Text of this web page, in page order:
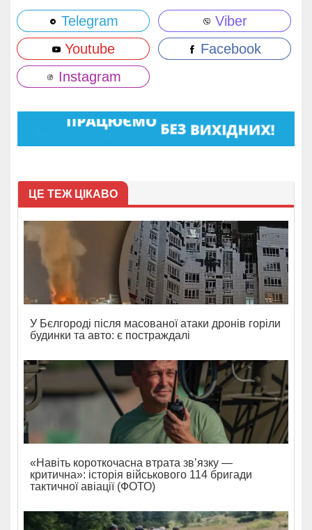
Telegram
Viber
Youtube
Facebook
Instagram
ЦЕ ТЕЖ ЦІКАВО
У Бєлгороді після масованої атаки дронів горіли
будинки та авто: є постраждалі
«Навіть короткочасна втрата зв’язку —
критична»: історія військового 114 бригади
тактичної авіації (ФОТО)